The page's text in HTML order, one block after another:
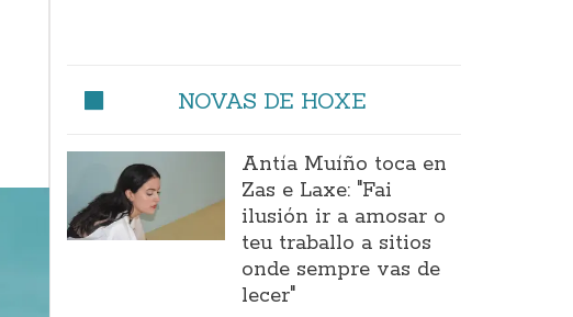
NOVAS DE HOXE
Antía Muíño toca en
Zas e Laxe: "Fai
ilusión ir a amosar o
teu traballo a sitios
onde sempre vas de
lecer"